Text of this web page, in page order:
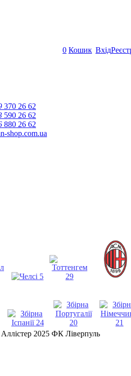
0 Кошик Вхід
370 26 62
590 26 62
880 26 62
shop.com.ua
2025 ФК Ліверпуль